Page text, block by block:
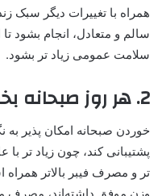
همراه با تغییرات دیگر سبک
سالم و متعادل، انجام بشود
سلامت عمومی زیاد تر بشود.
2. هر روز صبحانه بخورید
خوردن صبحانه امکان پذیر
پشتیبانی کند، چون زیاد تر
تر و مصرف فیبر بالاتر